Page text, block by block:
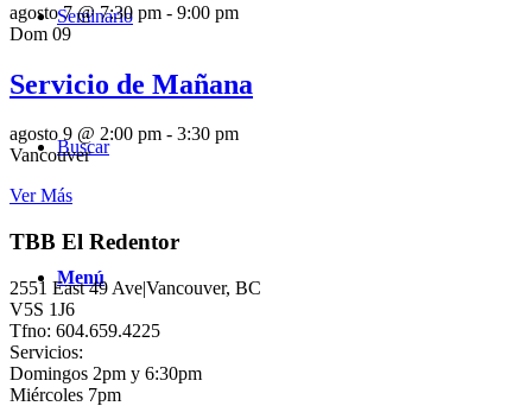
Seminario
Buscar
Menú
agosto 7 @ 7:30 pm - 9:00 pm
Dom 09
Servicio de Mañana
agosto 9 @ 2:00 pm - 3:30 pm
Vancouver
Ver Más
TBB El Redentor
2551 East 49 Ave|Vancouver, BC
V5S 1J6
Tfno: 604.659.4225
Servicios:
Domingos 2pm y 6:30pm
Miércoles 7pm